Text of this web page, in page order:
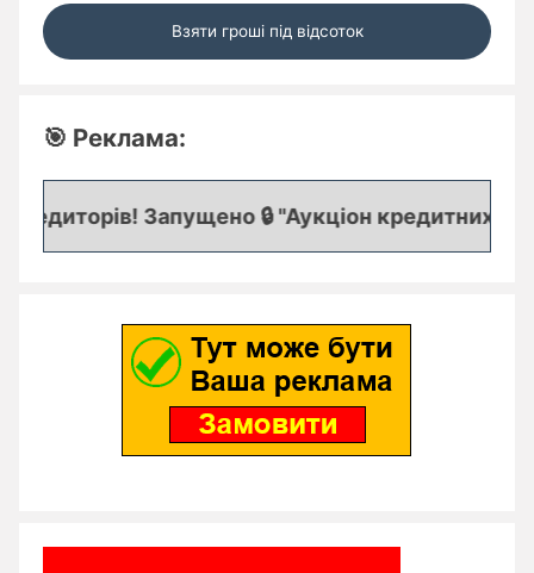
Взяти гроші під відсоток
🎯 Реклама:
Запущено 🔒 "Аукціон кредитних